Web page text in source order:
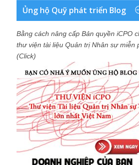
Ủng hộ Quỹ phát triển Blog
Bằng cách nâng cấp Bản quyền iCPO
thư viện tài liệu Quản trị Nhân sự miễn
(Click)